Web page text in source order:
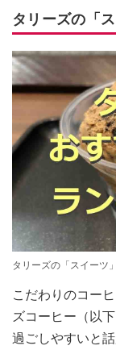
タリーズの「
タリーズの「スイーツ
こだわりのコー
ズコーヒー（以
過ごしやすいと話